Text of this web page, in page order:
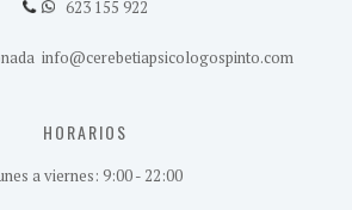
623 155 922
info@cerebetiapsicologospinto.com
HORARIOS
a viernes: 9:00 - 22:00